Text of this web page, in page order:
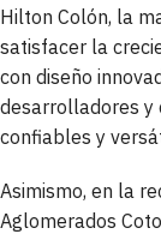
Hilton Colón, la
satisfacer la
con diseño
desarrolladores y
confiables y
Asimismo, en la
Aglomerados